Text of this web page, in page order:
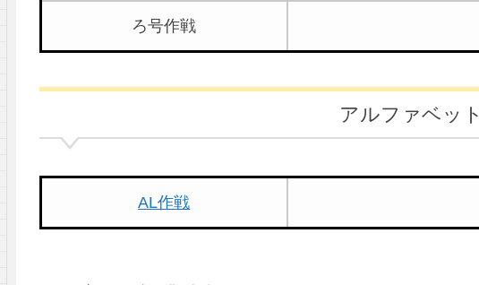
ろ号作戦
アルファベット
AL作戦